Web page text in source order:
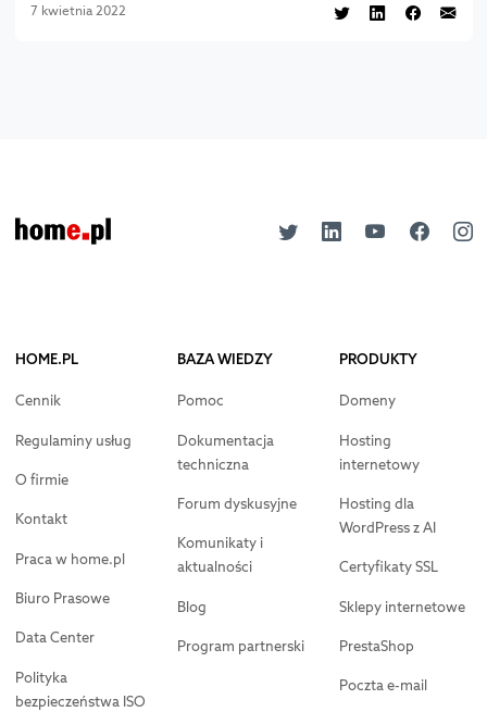
7 kwietnia 2022
HOME.PL
Cennik
Regulaminy usług
O firmie
Kontakt
Praca w home.pl
Biuro Prasowe
Data Center
Polityka
bezpieczeństwa ISO
BAZA WIEDZY
Pomoc
Dokumentacja
techniczna
Forum dyskusyjne
Komunikaty i
aktualności
Blog
Program partnerski
PRODUKTY
Domeny
Hosting
internetowy
Hosting dla
WordPress z AI
Certyfikaty SSL
Sklepy internetowe
PrestaShop
Poczta e-mail